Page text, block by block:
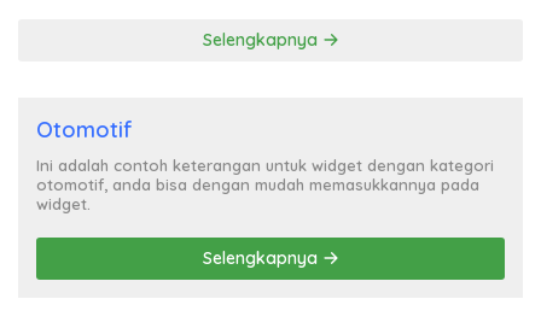
Selengkapnya
Otomotif
Ini adalah contoh keterangan untuk widget dengan kategori
otomotif, anda bisa dengan mudah memasukkannya pada
widget.
Selengkapnya